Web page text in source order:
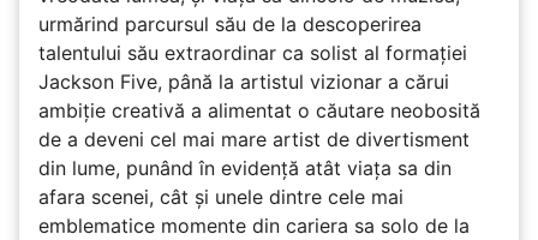
urmărind parcursul său de la descoperirea
talentului său extraordinar ca solist al formației
Jackson Five, până la artistul vizionar a cărui
ambiție creativă a alimentat o căutare neobosită
de a deveni cel mai mare artist de divertisment
din lume, punând în evidență atât viața sa din
afara scenei, cât și unele dintre cele mai
emblematice momente din cariera sa solo de la